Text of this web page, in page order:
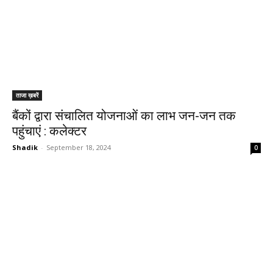
ताजा ख़बरें
बैंकों द्वारा संचालित योजनाओं का लाभ जन-जन तक
पहुंचाएं : कलेक्टर
Shadik - September 18, 2024 0